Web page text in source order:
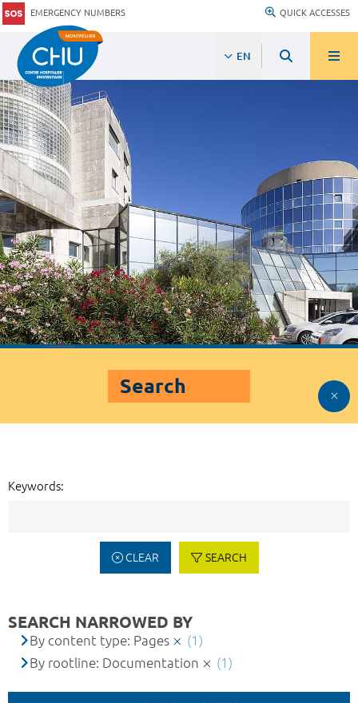
EMERGENCY NUMBERS QUICK ACCESSES
EN
Search
Keywords:
CLEAR SEARCH
SEARCH NARROWED BY
By content type: Pages
(1)
By rootline: Documentation
(1)